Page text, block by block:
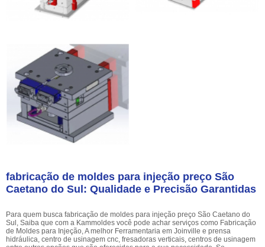
fabricação de moldes para injeção preço São
Caetano do Sul: Qualidade e Precisão Garantidas
Para quem busca fabricação de moldes para injeção preço São Caetano do
Sul, Saiba que com a Kammoldes você pode achar serviços como Fabricação
de Moldes para Injeção, A melhor Ferramentaria em Joinville e prensa
hidráulica, centro de usinagem cnc, fresadoras verticais, centros de usinagem